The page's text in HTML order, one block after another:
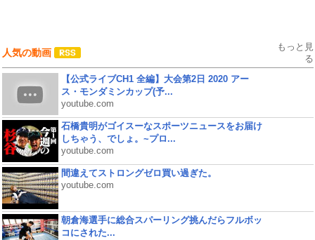
人気の動画
もっと見
る
【公式ライブCH1 全編】大会第2日 2020 アー
ス・モンダミンカップ(予...
youtube.com
石橋貴明がゴイスーなスポーツニュースをお届け
しちゃう、でしょ。~プロ...
youtube.com
間違えてストロングゼロ買い過ぎた。
youtube.com
朝倉海選手に総合スパーリング挑んだらフルボッ
コにされた...